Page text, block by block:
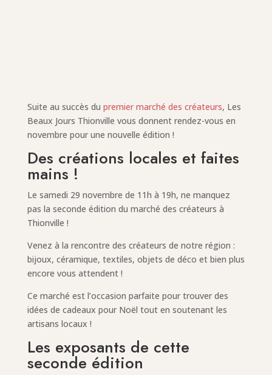
Suite au succès du premier marché des créateurs, Les
Beaux Jours Thionville vous donnent rendez-vous en
novembre pour une nouvelle édition !
Des créations locales et faites
mains !
Le samedi 29 novembre de 11h à 19h, ne manquez
pas la seconde édition du marché des créateurs à
Thionville !
Venez à la rencontre des créateurs de notre région :
bijoux, céramique, textiles, objets de déco et bien plus
encore vous attendent !
Ce marché est l’occasion parfaite pour trouver des
idées de cadeaux pour Noël tout en soutenant les
artisans locaux !
Les exposants de cette
seconde édition